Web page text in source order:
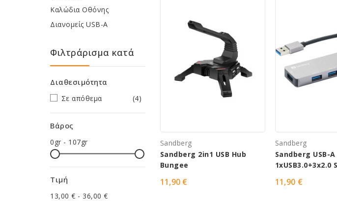
Καλώδια Οθόνης
Διανομείς USB-A
Φιλτράρισμα κατά
Διαθεσιμότητα
Σε απόθεμα (4)
Βάρος
0gr - 107gr
Τιμή
13,00 € - 36,00 €
Sandberg
Sandberg 2in1 USB Hub
Bungee
11,90 €
Sandberg
Sandberg USB-A
1xUSB3.0+3x2.0
11,90 €